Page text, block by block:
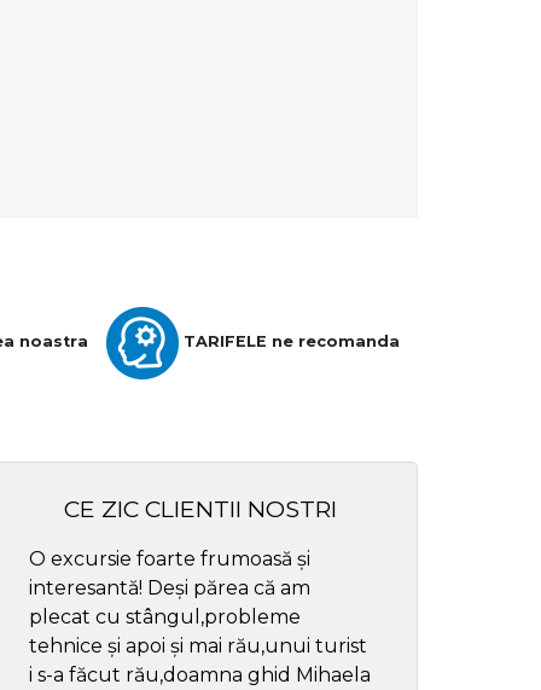
noastra TARIFELE ne recomanda
CE ZIC CLIENTII NOSTRI
O excursie foarte frumoasă și
interesantă! Deși părea că am
plecat cu stângul,probleme
tehnice și apoi și mai rău,unui turist
i s-a făcut rău,doamna ghid Mihaela